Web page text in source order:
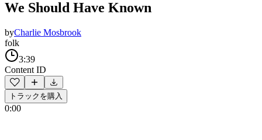
We Should Have Known
byCharlie Mosbrook
folk
3:39
Content ID
トラックを購入
0:00